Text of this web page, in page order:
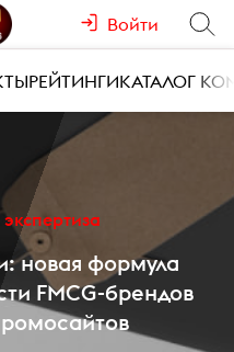
Войти
РЕЙТИНГИКАТАЛОГ
экспертиза
новая формула
FMCG-брендов